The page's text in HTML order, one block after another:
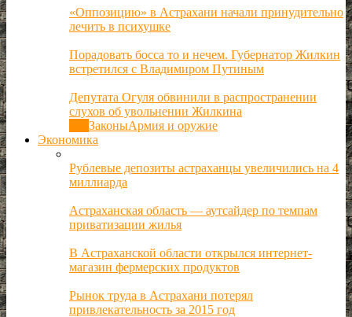
«Оппозицию» в Астрахани начали принудительно
лечить в психушке
Порадовать босса то и нечем. Губернатор Жилкин
встретился с Владимиром Путиным
Депутата Огуля обвинили в распространении
слухов об увольнении Жилкина
ЗаконыАрмия и оружие
Экономика
Рублевые депозиты астраханцы увеличились на 4
миллиарда
Астраханская область — аутсайдер по темпам
приватизации жилья
В Астраханской области открылся интернет-
магазин фермерских продуктов
Рынок труда в Астрахани потерял
привлекательность за 2015 год